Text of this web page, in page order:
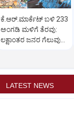
ಕೆ.ಆರ್‌.ಮಾರ್ಕೆಟ್‌ ಬಳಿ 233
ಅಂಗಡಿ ಮಳಿಗೆ ತೆರವು:
ಲಕ್ಷಾಂತರ ಜನರ ಗೆಲುವು
LATEST NEWS